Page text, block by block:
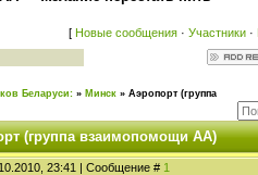
[ Новые сообщения · Участники ·
Беларуси: » Минск » Аэропорт (группа
(группа взаимопомощи АА)
23:41 | Сообщение # 1